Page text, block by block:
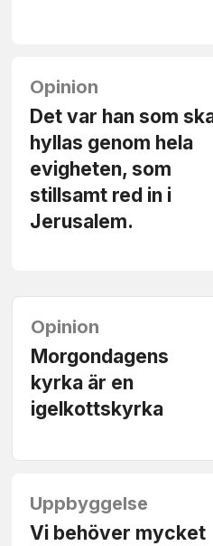
Opinion
Det var han som
hyllas genom hela
evigheten, som
stillsamt red in i
Jerusalem.
Opinion
Morgondagens
kyrka är en
igelkottskyrka
Uppbyggelse
Vi behöver mycket